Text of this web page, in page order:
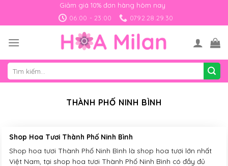
Giảm giá 10% đơn hàng hôm nay
06:00 - 23:00
0792.28.29.30
Tìm
kiếm:
THÀNH PHỐ NINH BÌNH
Shop Hoa Tươi Thành Phố Ninh Bình
Shop hoa tươi Thành Phố Ninh Bình là shop hoa tươi lớn nhất
Việt Nam, tại shop hoa tươi Thành Phố Ninh Bình có đầy đủ